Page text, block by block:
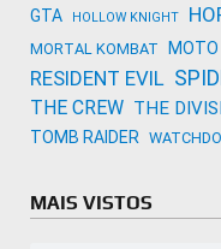
GTA HOLLOW KNIGHT
MORTAL KOMBAT MOTO
RESIDENT EVIL
THE CREW THE
TOMB RAIDER
MAIS VISTOS